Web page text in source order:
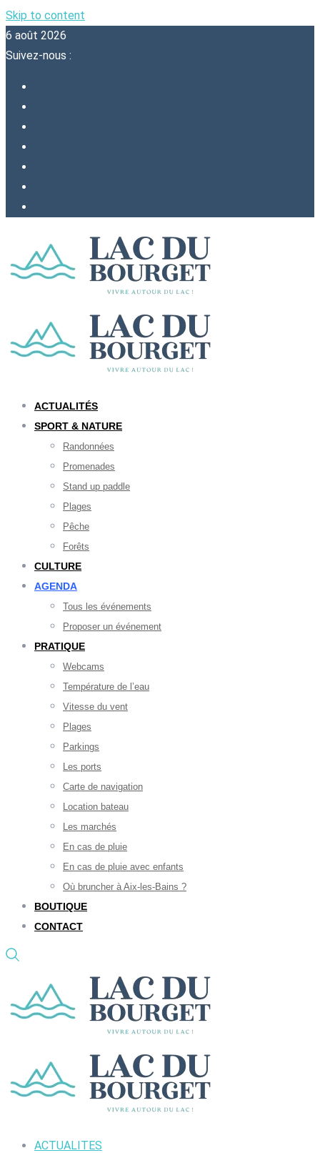
Skip to content
6 août 2026
Suivez-nous :
ACTUALITÉS
SPORT & NATURE
Randonnées
Promenades
Stand up paddle
Plages
Pêche
Forêts
CULTURE
AGENDA
Tous les événements
Proposer un événement
PRATIQUE
Webcams
Température de l’eau
Vitesse du vent
Plages
Parkings
Les ports
Carte de navigation
Location bateau
Les marchés
En cas de pluie
En cas de pluie avec enfants
Où bruncher à Aix-les-Bains ?
BOUTIQUE
CONTACT
ACTUALITES